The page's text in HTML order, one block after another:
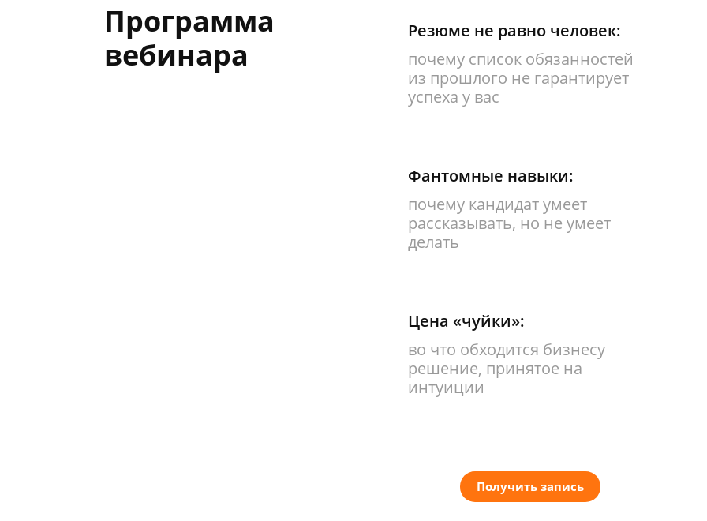
Программа
вебинара
Резюме не равно человек:
почему список обязанностей
из прошлого не гарантирует
успеха у вас
Фантомные навыки:
почему кандидат умеет
рассказывать, но не умеет
делать
Цена «чуйки»:
во что обходится бизнесу
решение, принятое на
интуиции
Получить запись